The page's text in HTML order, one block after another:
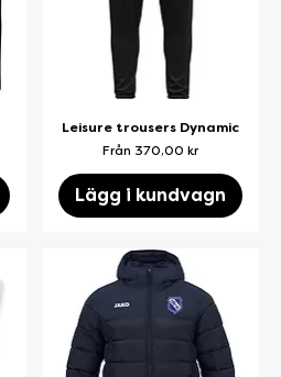
Leisure trousers Dynamic
Från 370,00 kr
Reapris
Lägg i kundvagn